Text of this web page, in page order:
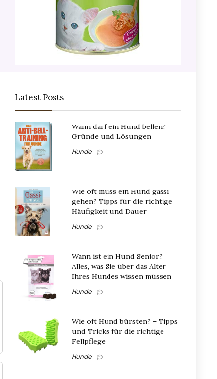
Latest Posts
Wann darf ein Hund bellen?
Gründe und Lösungen
Hunde
Wie oft muss ein Hund gassi
gehen? Tipps für die richtige
Häufigkeit und Dauer
Hunde
Wann ist ein Hund Senior?
Alles, was Sie über das Alter
Ihres Hundes wissen müssen
Hunde
Wie oft Hund bürsten? – Tipps
und Tricks für die richtige
Fellpflege
Hunde